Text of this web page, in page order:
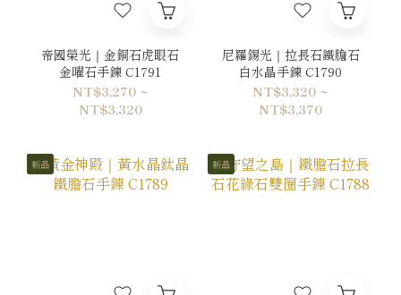
帝國榮光｜金銅石虎眼石
金曜石手鍊 C1791
NT$3,270 ~
NT$3,320
尼羅錫光｜拉長石鐵膽石
白水晶手鍊 C1790
NT$3,320 ~
NT$3,370
新品 新品